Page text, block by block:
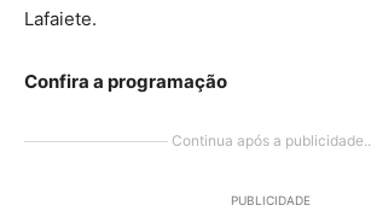
Lafaiete.
Confira a programação
Continua após a publicidade..
PUBLICIDADE